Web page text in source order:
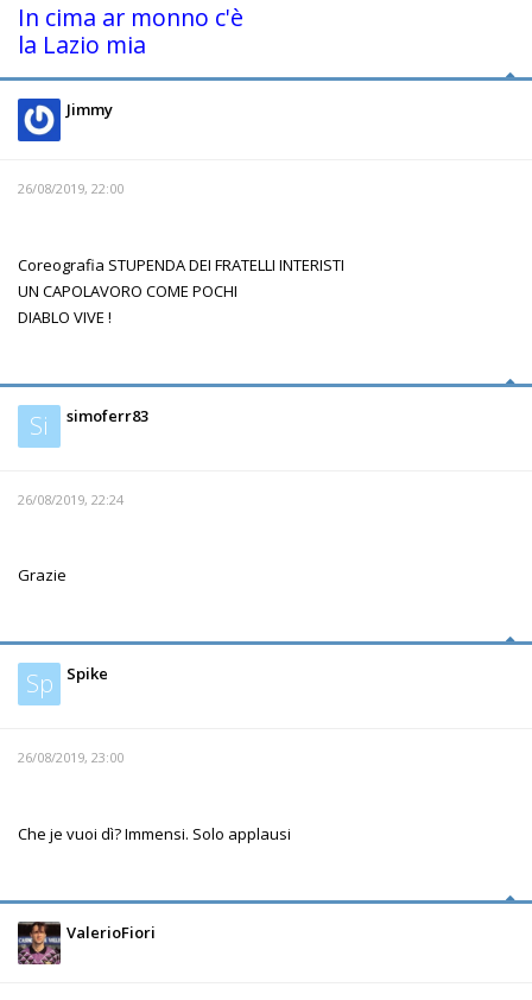
In cima ar monno c'è
la Lazio mia
Jimmy
26/08/2019, 22:00
Coreografia STUPENDA DEI FRATELLI INTERISTI
UN CAPOLAVORO COME POCHI
DIABLO VIVE !
Si simoferr83
26/08/2019, 22:24
Grazie
Sp Spike
26/08/2019, 23:00
Che je vuoi dì? Immensi. Solo applausi
ValerioFiori